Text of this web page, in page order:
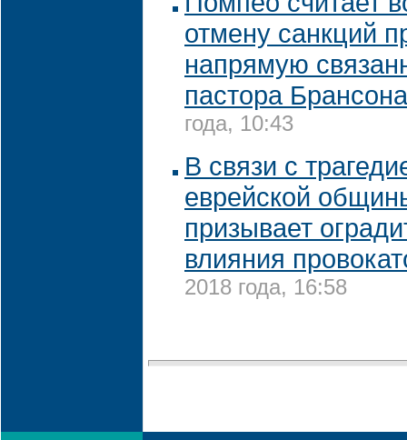
отмену санкций
напрямую
пастора Брансона
года, 10:43
В связи с
еврейской
призывает
влияния
2018 года, 16:58